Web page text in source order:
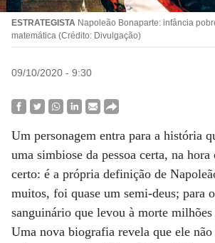
ESTRATEGISTA Napoleão Bonaparte: infância
matemática (Crédito: Divulgação)
09/10/2020 - 9:30
Um personagem entra para a história
uma simbiose da pessoa certa, na
certo: é a própria definição de
muitos, foi quase um semi-deus; para
sanguinário que levou à morte milhões
Uma nova biografia revela que ele